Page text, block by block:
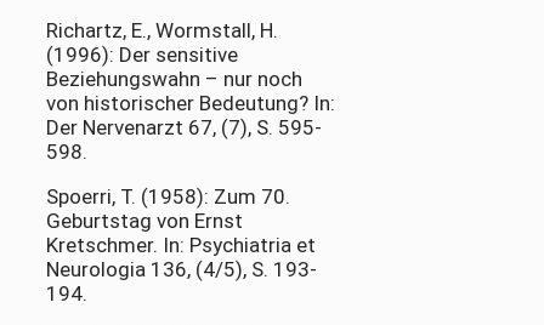
Richartz, E., Wormstall, H.
(1996): Der sensitive
Beziehungswahn – nur noch
von historischer Bedeutung? In:
Der Nervenarzt 67, (7), S. 595-
598.
Spoerri, T. (1958): Zum 70.
Geburtstag von Ernst
Kretschmer. In: Psychiatria et
Neurologia 136, (4/5), S. 193-
194.